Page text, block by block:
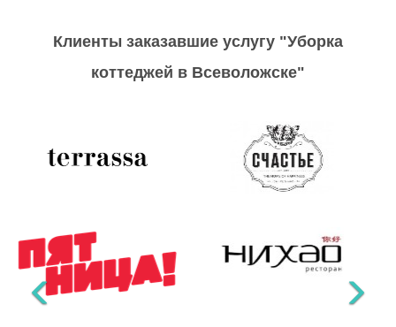
Клиенты заказавшие услугу "Уборка
коттеджей в Всеволожске"